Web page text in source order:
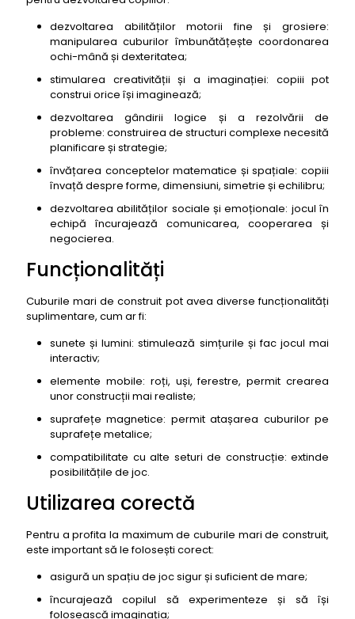
dezvoltarea abilităților motorii fine și grosiere:
manipularea cuburilor îmbunătățește coordonarea
ochi-mână și dexteritatea;
stimularea creativității și a imaginației: copiii pot
construi orice își imaginează;
dezvoltarea gândirii logice și a rezolvării de
probleme: construirea de structuri complexe necesită
planificare și strategie;
învățarea conceptelor matematice și spațiale: copiii
învață despre forme, dimensiuni, simetrie și echilibru;
dezvoltarea abilităților sociale și emoționale: jocul în
echipă încurajează comunicarea, cooperarea și
negocierea.
Funcționalități
Cuburile mari de construit pot avea diverse funcționalități
suplimentare, cum ar fi:
sunete și lumini: stimulează simțurile și fac jocul mai
interactiv;
elemente mobile: roți, uși, ferestre, permit crearea
unor construcții mai realiste;
suprafețe magnetice: permit atașarea cuburilor pe
suprafețe metalice;
compatibilitate cu alte seturi de construcție: extinde
posibilitățile de joc.
Utilizarea corectă
Pentru a profita la maximum de cuburile mari de construit,
este important să le folosești corect:
asigură un spațiu de joc sigur și suficient de mare;
încurajează copilul să experimenteze și să își
folosească imaginația;